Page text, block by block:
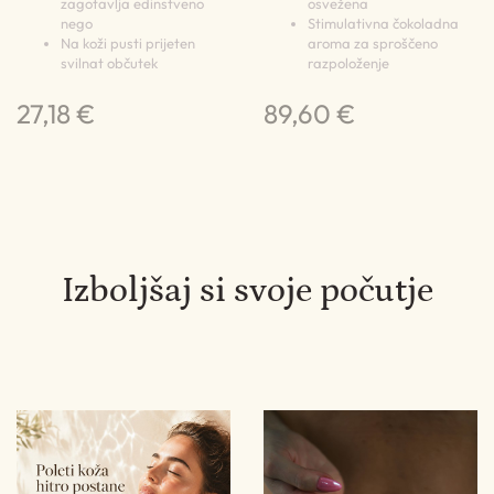
nego
Na koži pusti prijeten
svilnat občutek
27,18 €
Stimulativna čokoladna
aroma za sproščeno
razpoloženje
89,60 €
Izboljšaj si svoje počutje